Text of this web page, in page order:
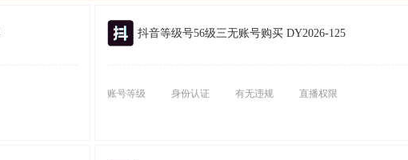
抖音等级号56级三无账号购买 DY2026-125
账号等级 身份认证 有无违规 直播权限